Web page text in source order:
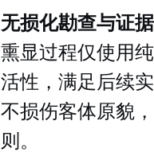
无损化勘查与证
熏显过程仅使用
活性，满足后续
不损伤客体原貌
则。